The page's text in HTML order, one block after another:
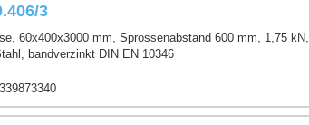
3
60x400x3000 mm, Sprossenabstand 600 mm, 1,75 kN,
bandverzinkt DIN EN 10346